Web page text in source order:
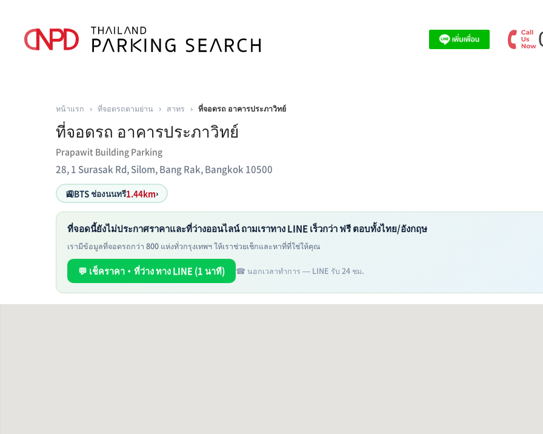
หน้าแรก › ที่จอดรถตามย่าน › สาทร › ที่จอดรถ อาคารประภาวิทย์
ที่จอดรถ อาคารประภาวิทย์
Prapawit Building Parking
28, 1 Surasak Rd, Silom, Bang Rak, Bangkok 10500
🚉BTS ช่องนนทรี1.44km›
ที่จอดนี้ยังไม่ประกาศราคาและที่ว่างออนไลน์ ถามเราทาง LINE เร็วกว่า ฟรี ตอบทั้งไทย/อังกฤษ
เรามีข้อมูลที่จอดรถกว่า 800 แห่งทั่วกรุงเทพฯ ให้เราช่วยเช็กและหาที่ที่ใช่ให้คุณ
💬 เช็คราคา・ที่ว่าง ทาง LINE (1 นาที) ☎ นอกเวลาทำการ — LINE รับ 24 ชม.